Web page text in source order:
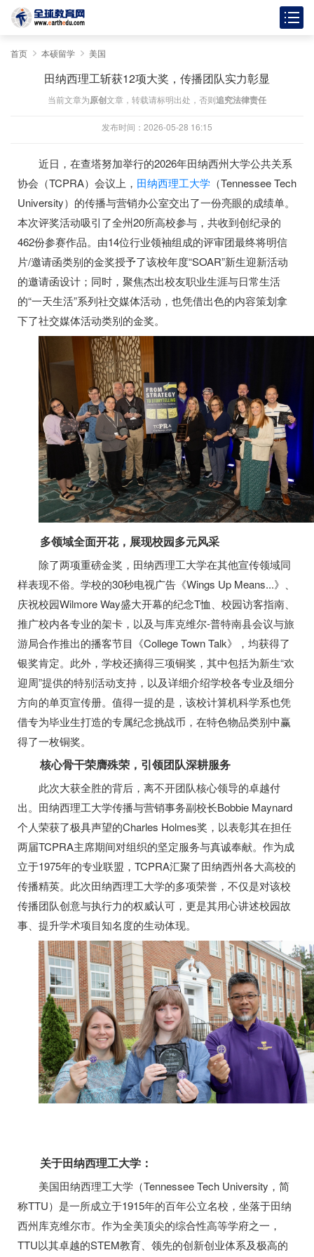
首页 本硕留学 美国
田纳西理工斩获12项大奖，传播团队实力彰显
当前文章为原创文章，转载请标明出处，否则追究法律责任
发布时间：2026-05-28 16:15
近日，在查塔努加举行的2026年田纳西州大学公共关系
协会（TCPRA）会议上， 田纳西理工大学 （Tennessee Tech
University）的传播与营销办公室交出了一份亮眼的成绩单。
本次评奖活动吸引了全州20所高校参与，共收到创纪录的
462份参赛作品。由14位行业领袖组成的评审团最终将明信
片/邀请函类别的金奖授予了该校年度“SOAR”新生迎新活动
的邀请函设计；同时，聚焦杰出校友职业生涯与日常生活
的“一天生活”系列社交媒体活动，也凭借出色的内容策划拿
下了社交媒体活动类别的金奖。
多领域全面开花，展现校园多元风采
除了两项重磅金奖，田纳西理工大学在其他宣传领域同
样表现不俗。学校的30秒电视广告《Wings Up Means...》、
庆祝校园Wilmore Way盛大开幕的纪念T恤、校园访客指南、
推广校内各专业的架卡，以及与库克维尔-普特南县会议与旅
游局合作推出的播客节目《College Town Talk》，均获得了
银奖肯定。此外，学校还摘得三项铜奖，其中包括为新生“欢
迎周”提供的特别活动支持，以及详细介绍学校各专业及细分
方向的单页宣传册。值得一提的是，该校计算机科学系也凭
借专为毕业生打造的专属纪念挑战币，在特色物品类别中赢
得了一枚铜奖。
核心骨干荣膺殊荣，引领团队深耕服务
此次大获全胜的背后，离不开团队核心领导的卓越付
出。田纳西理工大学传播与营销事务副校长Bobbie Maynard
个人荣获了极具声望的Charles Holmes奖，以表彰其在担任
两届TCPRA主席期间对组织的坚定服务与真诚奉献。作为成
立于1975年的专业联盟，TCPRA汇聚了田纳西州各大高校的
传播精英。此次田纳西理工大学的多项荣誉，不仅是对该校
传播团队创意与执行力的权威认可，更是其用心讲述校园故
事、提升学术项目知名度的生动体现。
关于田纳西理工大学：
美国田纳西理工大学（Tennessee Tech University，简
称TTU）是一所成立于1915年的百年公立名校，坐落于田纳
西州库克维尔市。作为全美顶尖的综合性高等学府之一，
TTU以其卓越的STEM教育、领先的创新创业体系及极高的